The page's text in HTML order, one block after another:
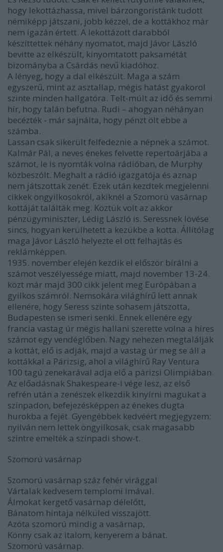
hogy lekottázhassa, mivel bárzongoristánk tudott
némiképp játszani, jobb kézzel, de a kottákhoz már
nem igazán értett. A lekottázott darabból
készíttettek néhány nyomatot, majd Jávor László
bevitte az elkészült, kinyomtatott paksamétát
bizományba a Csárdás nevű kiadóhoz.
A lényeg, hogy a dal elkészült. Maga a szám
egyszerű, mint az asztallap, mégis hatást gyakorol
szinte minden hallgatóra. Telt-múlt az idő és semmi
hír, hogy talán befutna. Rudi – ahogyan néhányan
becézték - már sajnálta, hogy pénzt ölt ebbe a
számba.
Lassan csak sikerült felfedeznie a népnek a számot.
Kalmár Pál, a neves énekes felvette repertoárjába a
számot, le is nyomták volna rádióban, de Murphy
közbeszólt. Meghalt a rádió igazgatója és aznap
nem játszottak zenét. Ezek után kezdtek megjelenni
cikkek öngyilkosokról, akiknél a Szomorú vasárnap
kottáját találták meg. Köztük volt az akkor
pénzügyminiszter, Lédig László is. Seressnek lövése
sincs, hogyan kerülhetett a kezükbe a kotta. Állítólag
maga Jávor László helyezte el ott felhajtás és
reklámképpen.
1935. november elején kezdik el először bírálni a
számot veszélyessége miatt, majd november 13-24.
közt már majd 300 cikk jelent meg Európában a
gyilkos számról. Nemsokára világhírű lett annak
ellenére, hogy Seress szinte sohasem játszotta,
Budapesten se ismeri senki. Ennek ellenére egy
francia vastag úr mégis hallani szerette volna a híres
számot egy vendéglőben. Nagy nehezen megtalálják
a kottát, elő is adják, majd a vastag úr meg se áll a
kottákkal a Párizsig, ahol a világhírű Ray Ventura
100 tagú zenekarával adja elő a párizsi Olimpiában.
Az előadásnak Shakespeare-i vége lesz, az első
refrén után a zenészek elkezdik kinyírni magukat a
színpadon, befejezésképpen az énekes dugta
hurokba a fejét. Gyengébbek kedvéért megjegyzem:
nyilván nem lettek öngyilkosak, csak magasabb
szintre emelték a színpadi show-t.
Szomorú vasárnap
Szomorú vasárnap száz fehér virággal
Vártalak kedvesem templomi imával.
Álmokat kergető vasárnap délelőtt,
Bánatom hintaja nélküled visszajött.
Azóta szomorú mindig a vasárnap,
Könny csak az italom, kenyerem a bánat.
Szomorú vasárnap.